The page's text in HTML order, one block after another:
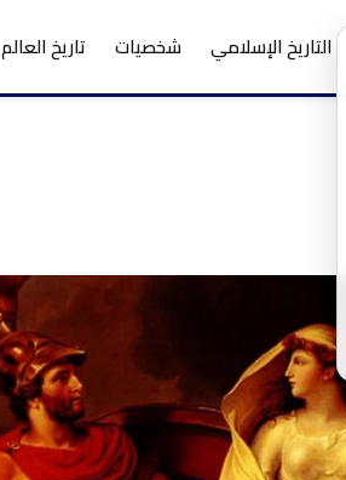
التاريخ الإسلامي شخصيات تاريخ العالم